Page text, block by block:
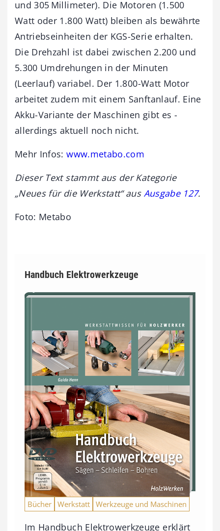
und 305 Millimeter). Die Motoren (1.500
Watt oder 1.800 Watt) bleiben als bewährte
Antriebseinheiten der KGS-Serie erhalten.
Die Drehzahl ist dabei zwischen 2.200 und
5.300 Umdrehungen in der Minuten
(Leerlauf) variabel. Der 1.800-Watt Motor
arbeitet zudem mit einem Sanftanlauf. Eine
Akku-Variante der ­Maschinen gibt es ­
allerdings ­aktuell noch nicht.
Mehr Infos:www.metabo.com
Dieser Text stammt aus der Kategorie
„Neues für die Werkstatt“ aus Ausgabe 127.
Foto: Metabo
Handbuch Elektrowerkzeuge
Bücher Werkstatt Werkzeuge und Maschinen
Im Handbuch Elektrowerkzeuge erklärt